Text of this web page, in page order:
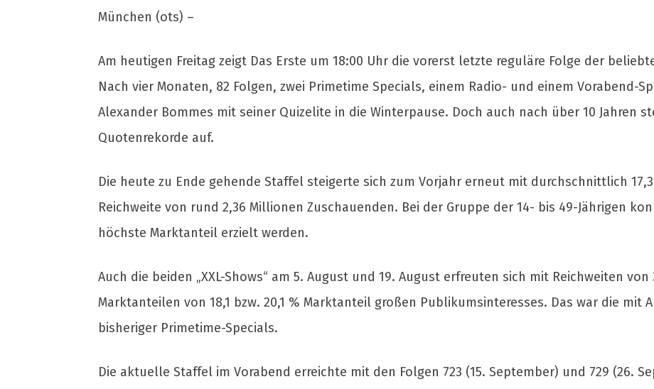
München (ots) –
Am heutigen Freitag zeigt Das Erste um 18:00 Uhr die vorerst letzte reguläre Folge der
Nach vier Monaten, 82 Folgen, zwei Primetime Specials, einem Radio- und einem Vorabend-
Alexander Bommes mit seiner Quizelite in die Winterpause. Doch auch nach über 10 Jahren
Quotenrekorde auf.
Die heute zu Ende gehende Staffel steigerte sich zum Vorjahr erneut mit durchschnittlich
Reichweite von rund 2,36 Millionen Zuschauenden. Bei der Gruppe der 14- bis 49-Jährigen
höchste Marktanteil erzielt werden.
Auch die beiden „XXL-Shows“ am 5. August und 19. August erfreuten sich mit Reichweiten
Marktanteilen von 18,1 bzw. 20,1 % Marktanteil großen Publikumsinteresses. Das war die mit
bisheriger Primetime-Specials.
Die aktuelle Staffel im Vorabend erreichte mit den Folgen 723 (15. September) und 729 (26.